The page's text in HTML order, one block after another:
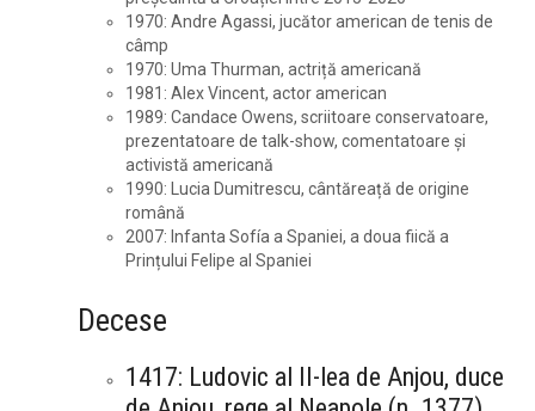
1970: Andre Agassi, jucător american de tenis de
câmp
1970: Uma Thurman, actriță americană
1981: Alex Vincent, actor american
1989: Candace Owens, scriitoare conservatoare,
prezentatoare de talk-show, comentatoare și
activistă americană
1990: Lucia Dumitrescu, cântăreață de origine
română
2007: Infanta Sofía a Spaniei, a doua fiică a
Prințului Felipe al Spaniei
Decese
1417: Ludovic al II-lea de Anjou, duce